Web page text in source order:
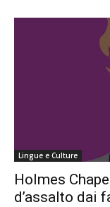
Lingue e Culture
Holmes
d’assalto dai